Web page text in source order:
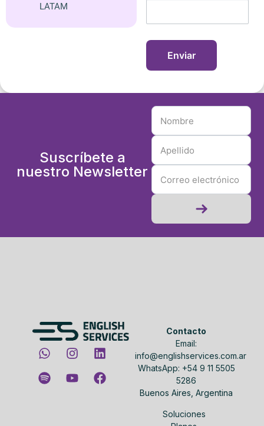
LATAM
Suscríbete a
nuestro Newsletter
Contacto
Email:
info@englishservices.com.ar
WhatsApp: +54 9 11 5505
5286
Buenos Aires, Argentina
Soluciones